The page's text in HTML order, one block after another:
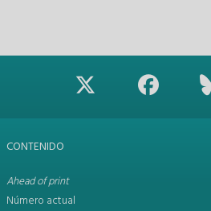
CONTENIDO
Ahead of print
Número actual